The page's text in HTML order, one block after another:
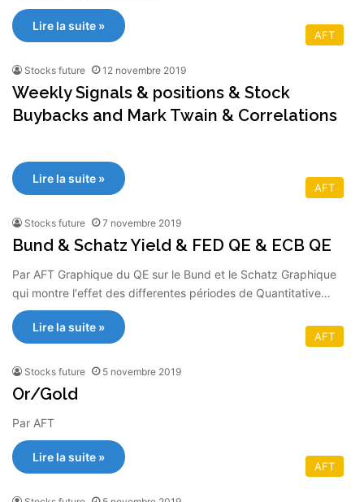
Lire la suite »
AFT
Stocks future 12 novembre 2019
Weekly Signals & positions & Stock
Buybacks and Mark Twain & Correlations
Lire la suite »
AFT
Stocks future 7 novembre 2019
Bund & Schatz Yield & FED QE & ECB QE
Par AFT Graphique du QE sur le Bund et le Schatz Graphique
qui montre l'effet des differentes périodes de Quantitative…
Lire la suite »
AFT
Stocks future 5 novembre 2019
Or/Gold
Par AFT
Lire la suite »
AFT